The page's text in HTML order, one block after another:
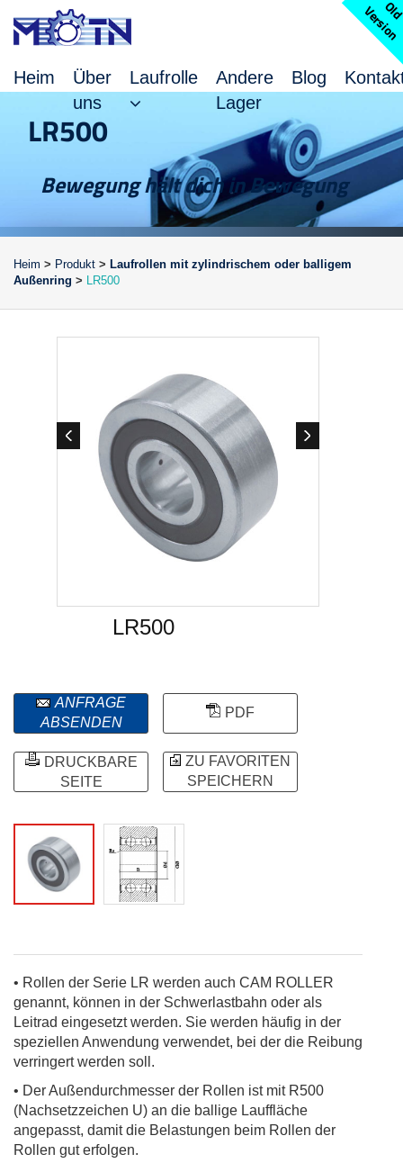
Heim
Über
uns
Laufrolle
Andere
Lager
Blog
l
V
n
LR500
Bewegung hält dich in Bewegung
Heim > Produkt > Laufrollen mit zylindrischem oder balligem
Außenring > LR500
LR500
ANFRAGE
ABSENDEN
PDF
DRUCKBARE
SEITE
ZU FAVORITEN
SPEICHERN
• Rollen der Serie LR werden auch CAM ROLLER
genannt, können in der Schwerlastbahn oder als
Leitrad eingesetzt werden. Sie werden häufig in der
speziellen Anwendung verwendet, bei der die Reibung
verringert werden soll.
• Der Außendurchmesser der Rollen ist mit R500
(Nachsetzzeichen U) an die ballige Lauffläche
angepasst, damit die Belastungen beim Rollen der
Rollen gut erfolgen.